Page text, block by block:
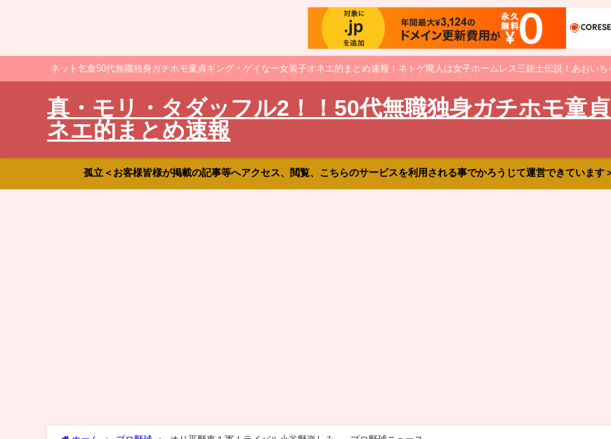
ネット乞食50代無職独身ガチホモ童貞ギング・ゲイなー女装子オネエ的まとめ速報！ネトゲ廃人は女子ホームレス三銃士伝説！あおい
真・モリ・タダッフル2！！50代無職独身ガチホモ童
ネエ的まとめ速報
孤立＜お客様皆様が掲載の記事等へアクセス、閲覧、こちらのサービスを利用される事でかろうじて運営できています